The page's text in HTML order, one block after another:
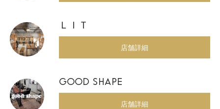
ＬＩＴ
店舗詳細
GOOD SHAPE
店舗詳細